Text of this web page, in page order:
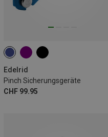
Edelrid
Pinch Sicherungsgeräte
CHF 99.95